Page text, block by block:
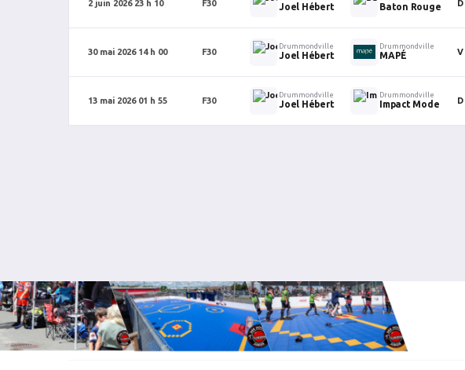
2 juin 2026 23 h 10 F30 Joel Hébert Baton Rouge D
30 mai 2026 14 h 00 F30
Drummondville
Joel Hébert
Drummondville
MAPÉ V
13 mai 2026 01 h 55 F30
Drummondville
Joel Hébert
Drummondville
Impact Mode D